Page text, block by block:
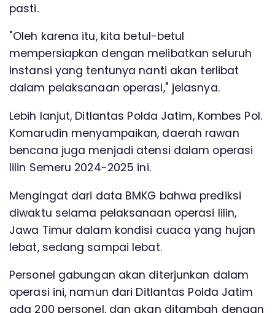
pasti.
"Oleh karena itu, kita betul-betul
mempersiapkan dengan melibatkan seluruh
instansi yang tentunya nanti akan terlibat
dalam pelaksanaan operasi," jelasnya.
Lebih lanjut, Ditlantas Polda Jatim, Kombes Pol.
Komarudin menyampaikan, daerah rawan
bencana juga menjadi atensi dalam operasi
lilin Semeru 2024-2025 ini.
Mengingat dari data BMKG bahwa prediksi
diwaktu selama pelaksanaan operasi lilin,
Jawa Timur dalam kondisi cuaca yang hujan
lebat, sedang sampai lebat.
Personel gabungan akan diterjunkan dalam
operasi ini, namun dari Ditlantas Polda Jatim
ada 200 personel, dan akan ditambah dengan